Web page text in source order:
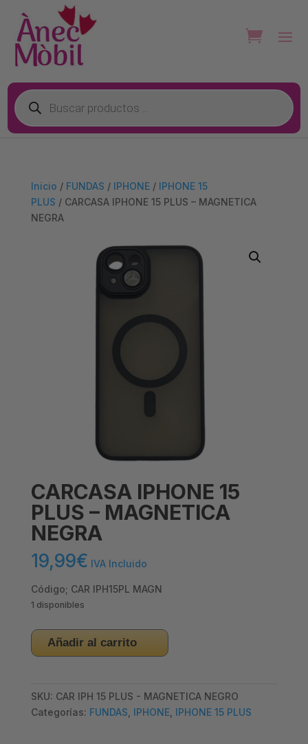
Búsqueda
de
productos
Inicio / FUNDAS / IPHONE/ IPHONE 15
PLUS / CARCASA IPHONE 15 PLUS – MAGNETICA
NEGRA
CARCASA IPHONE 15
PLUS – MAGNETICA
NEGRA
19,99€ IVA Incluido
Código; CAR IPH15PL MAGN
1 disponibles
CARCASA
IPHONE
-
MAGNETICA
Añadir al carrito
SKU: CAR IPH 15 PLUS - MAGNETICA NEGRO
Categorías: FUNDAS, IPHONE, IPHONE 15 PLUS